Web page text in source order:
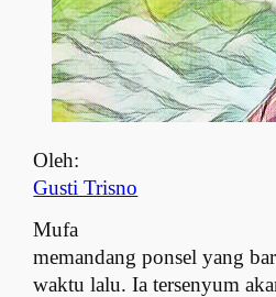
Oleh:
Gusti Trisno
Mufa
memandang ponsel yang
waktu lalu. Ia tersenyum